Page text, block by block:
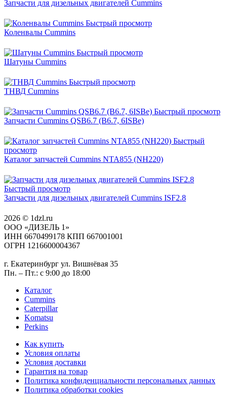
Запчасти для дизельных двигателей Cummins
Быстрый просмотр
Коленвалы Cummins
Быстрый просмотр
Шатуны Cummins
Быстрый просмотр
ТНВД Cummins
Быстрый просмотр
Запчасти Cummins QSB6.7 (B6.7, 6ISBe)
Быстрый
просмотр
Каталог запчастей Cummins NTA855 (NH220)
Быстрый просмотр
Запчасти для дизельных двигателей Cummins ISF2.8
2026 © 1dzl.ru
ООО «ДИЗЕЛЬ 1»
ИНН 6670499178 КПП 667001001
ОГРН 1216600004367
г. Екатеринбург ул. Вишнёвая 35
Пн. – Пт.: с 9:00 до 18:00
Каталог
Cummins
Caterpillar
Komatsu
Perkins
Как купить
Условия оплаты
Условия доставки
Гарантия на товар
Политика конфиденциальности персональных данных
Политика обработки cookies